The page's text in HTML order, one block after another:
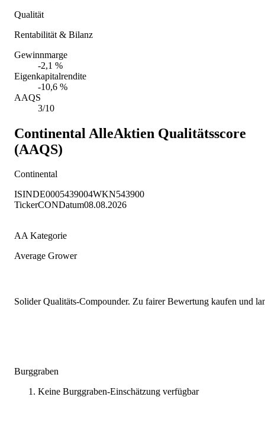
Qualität
Rentabilität & Bilanz
Gewinnmarge
-2,1 %
Eigenkapitalrendite
-10,6 %
AAQS
3/10
Continental AlleAktien Qualitätsscore
(AAQS)
Continental
ISINDE0005439004WKN543900
TickerCONDatum08.08.2026
AA Kategorie
Average Grower
Solider Qualitäts-Compounder. Zu fairer Bewertung kaufen und
Burggraben
Keine Burggraben-Einschätzung verfügbar